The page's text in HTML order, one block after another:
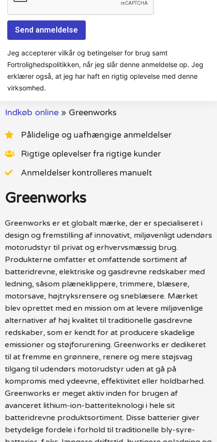
Jeg accepterer vilkår og betingelser for brug samt
Fortrolighedspolitikken, når jeg slår denne anmeldelse op. Jeg
erklærer også, at jeg har haft en rigtig oplevelse med denne
virksomhed.
Indkøb online » Greenworks
Pålidelige og uafhængige anmeldelser
Rigtige oplevelser fra rigtige kunder
Anmeldelser kontrolleres manuelt
Greenworks
Greenworks er et globalt mærke, der er specialiseret i
design og fremstilling af innovativt, miljøvenligt udendørs
motorudstyr til privat og erhvervsmæssig brug.
Produkterne omfatter et omfattende sortiment af
batteridrevne, elektriske og gasdrevne redskaber med
ledning, såsom plæneklippere, trimmere, blæsere,
motorsave, højtryksrensere og sneblæsere. Mærket
blev oprettet med en mission om at levere miljøvenlige
alternativer af høj kvalitet til traditionelle gasdrevne
redskaber, som er kendt for at producere skadelige
emissioner og støjforurening. Greenworks er dedikeret
til at fremme en grønnere, renere og mere støjsvag
tilgang til udendørs motorudstyr uden at gå på
kompromis med ydeevne, effektivitet eller holdbarhed.
Greenworks er meget aktiv inden for brugen af
avanceret lithium-ion-batteriteknologi i hele sit
batteridrevne produktsortiment. Disse batterier giver
betydelige fordele i forhold til traditionelle bly-syre-